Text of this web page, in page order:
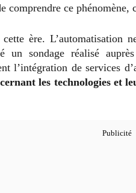
ce phénomène,
ère. L’automatisation
un sondage réalisé
l’intégration de services
les technologies et